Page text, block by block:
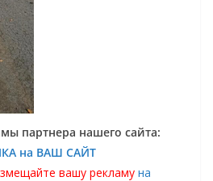
партнера нашего сайта:
на ВАШ САЙТ
вашу рекламу на